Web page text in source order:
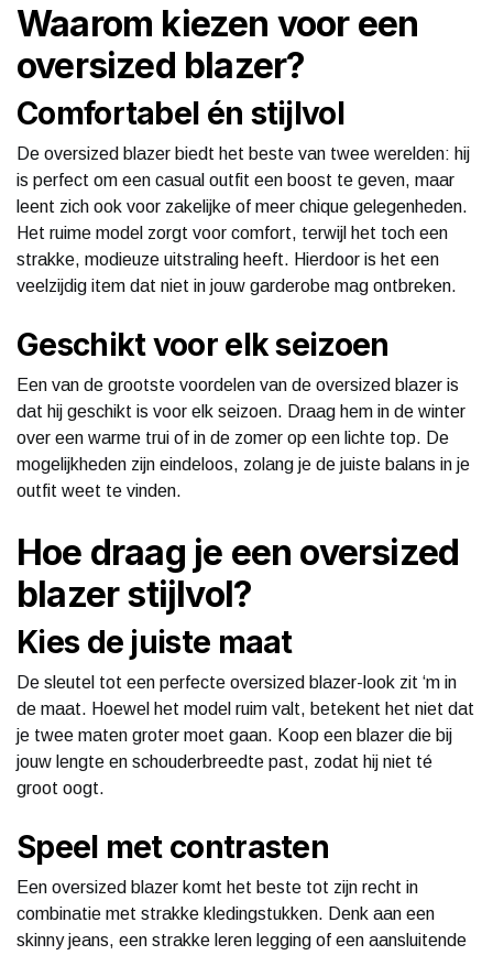
Waarom kiezen voor een
oversized blazer?
Comfortabel én stijlvol
De oversized blazer biedt het beste van twee werelden: hij
is perfect om een casual outfit een boost te geven, maar
leent zich ook voor zakelijke of meer chique gelegenheden.
Het ruime model zorgt voor comfort, terwijl het toch een
strakke, modieuze uitstraling heeft. Hierdoor is het een
veelzijdig item dat niet in jouw garderobe mag ontbreken.
Geschikt voor elk seizoen
Een van de grootste voordelen van de oversized blazer is
dat hij geschikt is voor elk seizoen. Draag hem in de winter
over een warme trui of in de zomer op een lichte top. De
mogelijkheden zijn eindeloos, zolang je de juiste balans in je
outfit weet te vinden.
Hoe draag je een oversized
blazer stijlvol?
Kies de juiste maat
De sleutel tot een perfecte oversized blazer-look zit ‘m in
de maat. Hoewel het model ruim valt, betekent het niet dat
je twee maten groter moet gaan. Koop een blazer die bij
jouw lengte en schouderbreedte past, zodat hij niet té
groot oogt.
Speel met contrasten
Een oversized blazer komt het beste tot zijn recht in
combinatie met strakke kledingstukken. Denk aan een
skinny jeans, een strakke leren legging of een aansluitende